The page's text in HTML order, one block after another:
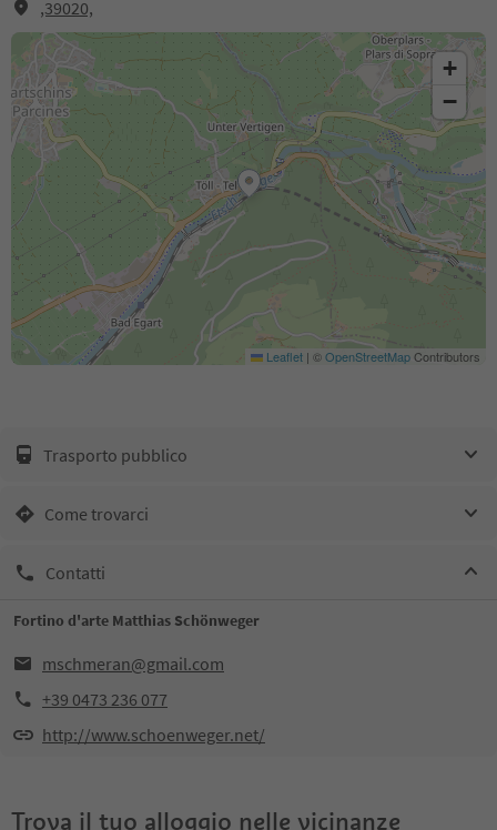
,39020,
+
−
Leaflet | ©OpenStreetMapContributors
Trasporto pubblico
Come trovarci
Contatti
Fortino d'arte Matthias Schönweger
mschmeran@gmail.com
+39 0473 236 077
http://www.schoenweger.net/
Trova il tuo alloggio nelle vicinanze